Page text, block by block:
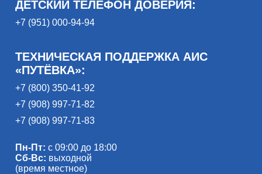
ДЕТСКИЙ ТЕЛЕФОН ДОВЕРИЯ:
+7 (951) 000-94-94
ТЕХНИЧЕСКАЯ ПОДДЕРЖКА АИС
«ПУТЁВКА»:
+7 (800) 350-41-92
+7 (908) 997-71-82
+7 (908) 997-71-83
Пн-Пт: с 09:00 до 18:00
Сб-Вс: выходной
(время местное)